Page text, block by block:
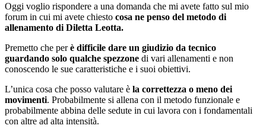
Oggi voglio rispondere a una domanda che mi avete fatto sul mio
forum in cui mi avete chiesto cosa ne penso del metodo di
allenamento di Diletta Leotta.
Premetto che perè difficile dare un giudizio da tecnico
guardando solo qualche spezzone di vari allenamenti e non
conoscendo le sue caratteristiche e i suoi obiettivi.
L’unica cosa che posso valutare è la correttezza o meno dei
movimenti. Probabilmente si allena con il metodo funzionale e
probabilmente abbina delle sedute in cui lavora con i fondamentali
con altre ad alta intensità.